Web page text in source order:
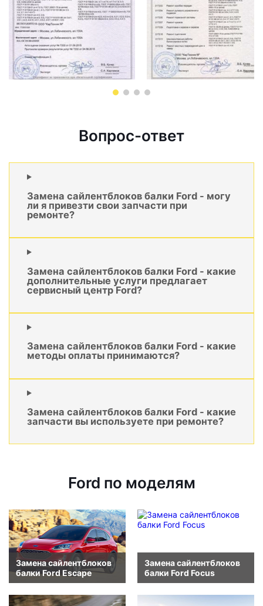
Вопрос-ответ
Замена сайлентблоков балки Ford - могу
ли я привезти свои запчасти при
ремонте?
Замена сайлентблоков балки Ford - какие
дополнительные услуги предлагает
сервисный центр Ford?
Замена сайлентблоков балки Ford - какие
методы оплаты принимаются?
Замена сайлентблоков балки Ford - какие
запчасти вы используете при ремонте?
Ford по моделям
Замена сайлентблоков
балки Ford Escape
Замена сайлентблоков
балки Ford Focus